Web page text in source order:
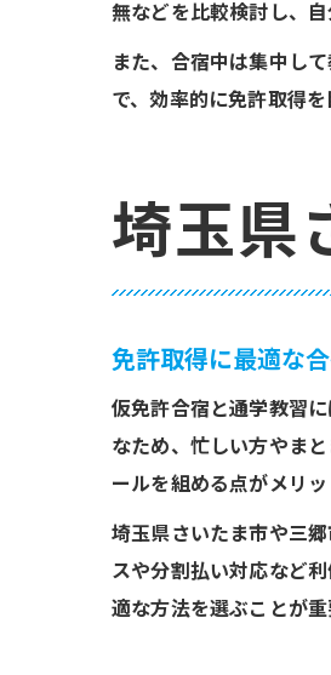
無などを比較検討し、
また、合宿中は集中し
で、効率的に免許取得
埼玉県
免許取得に最適な
仮免許合宿と通学教習
なため、忙しい方やま
ールを組める点がメリッ
埼玉県さいたま市や三
スや分割払い対応など
適な方法を選ぶことが重